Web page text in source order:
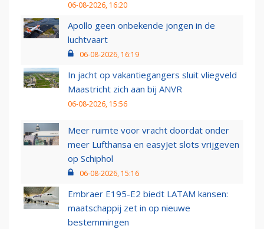
06-08-2026, 16:20
Apollo geen onbekende jongen in de
luchtvaart
06-08-2026, 16:19
In jacht op vakantiegangers sluit vliegveld
Maastricht zich aan bij ANVR
06-08-2026, 15:56
Meer ruimte voor vracht doordat onder
meer Lufthansa en easyJet slots vrijgeven
op Schiphol
06-08-2026, 15:16
Embraer E195-E2 biedt LATAM kansen:
maatschappij zet in op nieuwe
bestemmingen